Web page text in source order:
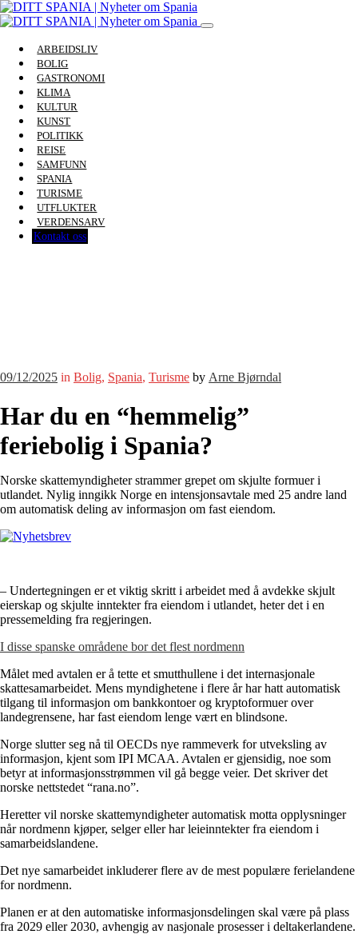
ARBEIDSLIV
BOLIG
GASTRONOMI
KLIMA
KULTUR
KUNST
POLITIKK
REISE
SAMFUNN
SPANIA
TURISME
UTFLUKTER
VERDENSARV
Kontakt oss
09/12/2025 in Bolig, Spania, Turisme by Arne Bjørndal
Har du en “hemmelig”
feriebolig i Spania?
Norske skattemyndigheter strammer grepet om skjulte formuer i
utlandet. Nylig inngikk Norge en intensjonsavtale med 25 andre land
om automatisk deling av informasjon om fast eiendom.
– Undertegningen er et viktig skritt i arbeidet med å avdekke skjult
eierskap og skjulte inntekter fra eiendom i utlandet, heter det i en
pressemelding fra regjeringen.
I disse spanske områdene bor det flest nordmenn
Målet med avtalen er å tette et smutthullene i det internasjonale
skattesamarbeidet. Mens myndighetene i flere år har hatt automatisk
tilgang til informasjon om bankkontoer og kryptoformuer over
landegrensene, har fast eiendom lenge vært en blindsone.
Norge slutter seg nå til OECDs nye rammeverk for utveksling av
informasjon, kjent som IPI MCAA. Avtalen er gjensidig, noe som
betyr at informasjonsstrømmen vil gå begge veier. Det skriver det
norske nettstedet “rana.no”.
Heretter vil norske skattemyndigheter automatisk motta opplysninger
når nordmenn kjøper, selger eller har leieinntekter fra eiendom i
samarbeidslandene.
Det nye samarbeidet inkluderer flere av de mest populære ferielandene
for nordmenn.
Planen er at den automatiske informasjonsdelingen skal være på plass
fra 2029 eller 2030, avhengig av nasjonale prosesser i deltakerlandene.